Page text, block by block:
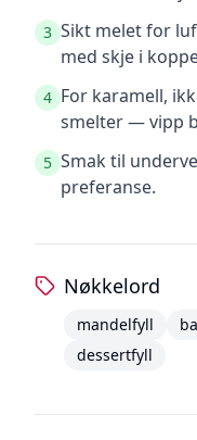
3 Sikt melet for
med skje i
4 For karamell,
smelter — vipp
5 Smak til
preferanse.
Nøkkelord
mandelfyll
dessertfyll